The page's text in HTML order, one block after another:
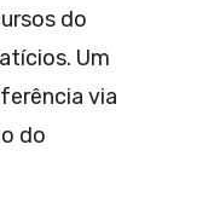
do
Um
via
do